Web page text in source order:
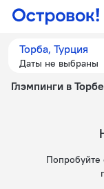
Торба, Турция
Даты не выбраны
Глэмпинги в Торбе
Попробуйте